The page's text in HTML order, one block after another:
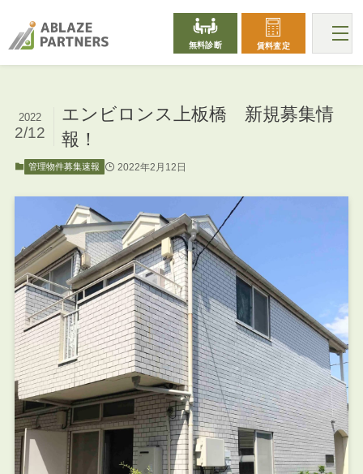
無料診断 賃料査定
エンビロンス上板橋 新規募集情
報！
2022
2/12
管理物件募集速報 2022年2月12日